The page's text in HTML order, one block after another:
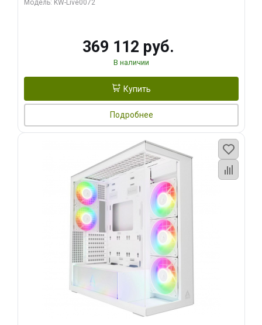
Модель: KW-Live0072
369 112 руб.
В наличии
Купить
Подробнее